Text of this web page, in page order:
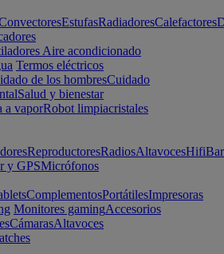
EstufasRadiadoresCalefactores
Aire acondicionado
Termos eléctricos
de los hombresCuidado
Salud y bienestar
a vaporRobot limpiacristales
ReproductoresRadiosAltavocesHifi
y GPSMicrófonos
ComplementosPortátilesImpresoras
Monitores gamingAccesorios
CámarasAltavoces